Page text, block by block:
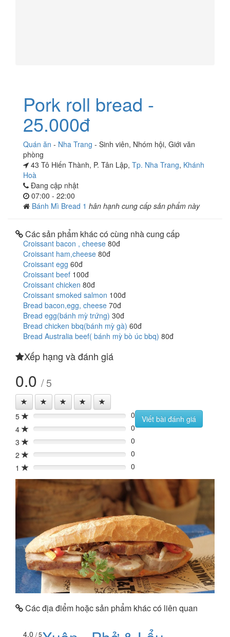
Pork roll bread -
25.000đ
Quán ăn - Nha Trang - Sinh viên, Nhóm hội, Giới văn
phòng
43 Tô Hiến Thành, P. Tân Lập, Tp. Nha Trang, Khánh
Hoà
Đang cập nhật
07:00 - 22:00
Bánh Mì Bread 1 hân hạnh cung cấp sản phẩm này
Các sản phẩm khác có cùng nhà cung cấp
Croissant bacon , cheese 80đ
Croissant ham,cheese 80đ
Croissant egg 60đ
Croissant beef 100đ
Croissant chicken 80đ
Croissant smoked salmon 100đ
Bread bacon,egg, cheese 70đ
Bread egg(bánh mỳ trứng) 30đ
Bread chicken bbq(bánh mỳ gà) 60đ
Bread Australia beef( bánh mỳ bò úc bbq) 80đ
Xếp hạng và đánh giá
0.0 / 5
5 0%
0
4
0%
0
3
0%
0
2
0%
0
1
0% 0
Viết bài đánh giá
Các địa điểm hoặc sản phẩm khác có liên quan
4.0 / 5